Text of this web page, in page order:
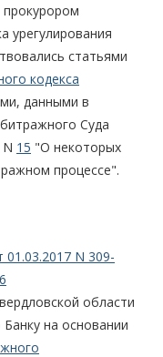
урегулирования
статьями
кодекса
данными в
Суда
15 "О некоторых
процессе".
N 309-
области
на основании